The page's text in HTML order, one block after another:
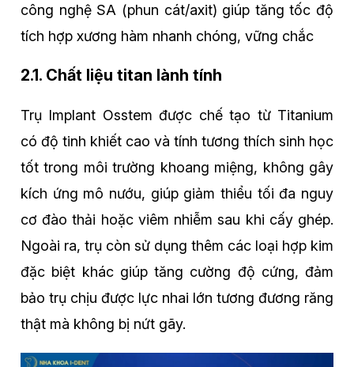
công nghệ SA (phun cát/axit) giúp tăng tốc độ
tích hợp xương hàm nhanh chóng, vững chắc
2.1. Chất liệu titan lành tính
Trụ Implant Osstem được chế tạo từ Titanium
có độ tinh khiết cao và tính tương thích sinh học
tốt trong môi trường khoang miệng, không gây
kích ứng mô nướu, giúp giảm thiểu tối đa nguy
cơ đào thải hoặc viêm nhiễm sau khi cấy ghép.
Ngoài ra, trụ còn sử dụng thêm các loại hợp kim
đặc biệt khác giúp tăng cường độ cứng, đảm
bảo trụ chịu được lực nhai lớn tương đương răng
thật mà không bị nứt gãy.